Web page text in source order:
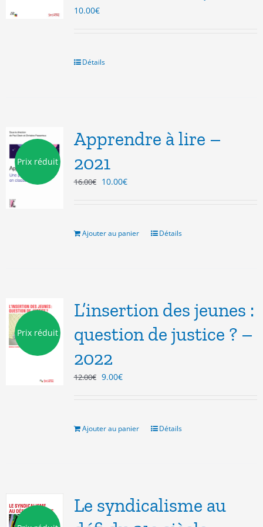
10.00€
Détails
Prix réduit
Apprendre à lire –
2021
16.00€ Le
16.00€.
10.00€Le
10.00€.
Ajouter au panier Détails
Prix réduit
L’insertion des jeunes :
question de justice ? –
2022
12.00€ Le
12.00€.
9.00€Le
9.00€.
Ajouter au panier Détails
Le syndicalisme au